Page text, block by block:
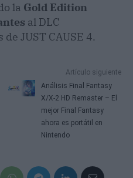
la Gold Edition
al DLC
JUST CAUSE 4.
Artículo siguiente
Análisis Final Fantasy
X/X-2 HD Remaster – El
mejor Final Fantasy
ahora es portátil en
Nintendo